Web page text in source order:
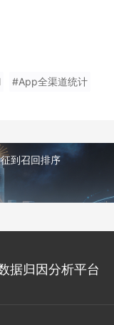
#App全渠道统计
到召回排序
据归因分析平台